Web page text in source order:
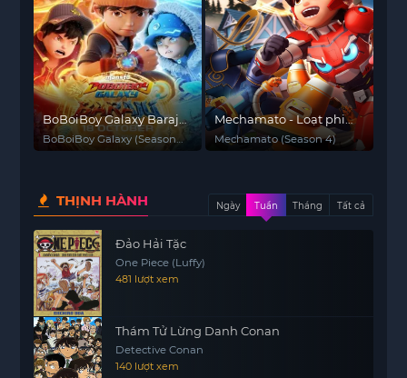
BoBoiBoy Galaxy Baraju
(Phần 5)
BoBoiBoy Galaxy (Season
Mechamato - Loạt phim
hoạt hình (Phần 4)
Mechamato (Season 4)
THỊNH HÀNH Ngày Tuần Tháng Tất cả
Đảo Hải Tặc
One Piece (Luffy)
481 lượt xem
Thám Tử Lừng Danh Conan
Detective Conan
140 lượt xem